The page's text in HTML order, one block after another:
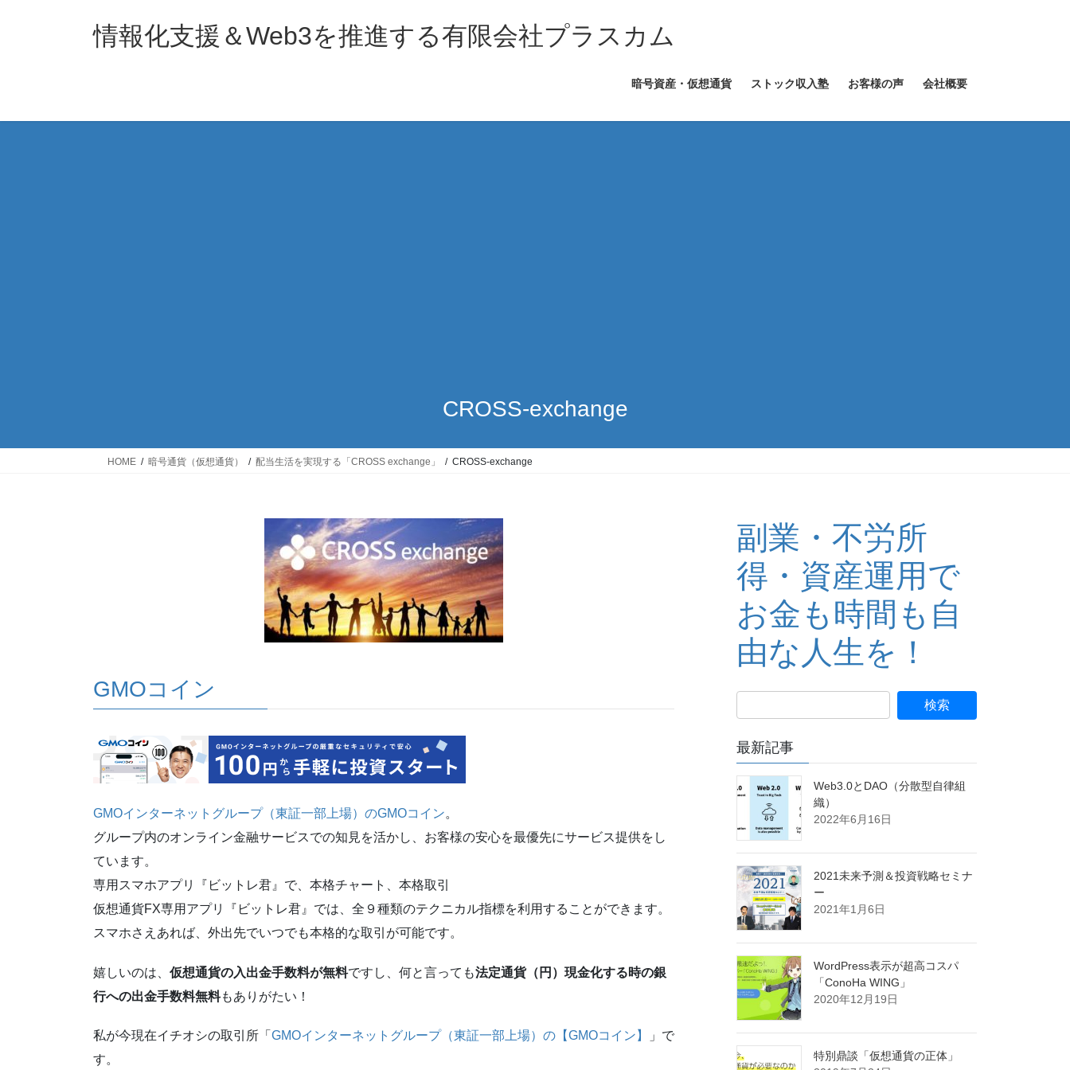
ス
ン
情報化支援＆Web3を推進する有限会社プラスカム
暗号資産・仮想通貨 ストック収入塾 お客様の声 会社概要
CROSS-exchange
HOME 暗号通貨（仮想通貨） 配当生活を実現する「CROSS exchange」 CROSS-exchange
GMOコイン
GMOインターネットグループ（東証一部上場）のGMOコイン。
グループ内のオンライン金融サービスでの知見を活かし、お客様の安心を最優先にサービス提供をし
ています。
専用スマホアプリ『ビットレ君』で、本格チャート、本格取引
仮想通貨FX専用アプリ『ビットレ君』では、全９種類のテクニカル指標を利用することができます。
スマホさえあれば、外出先でいつでも本格的な取引が可能です。
嬉しいのは、 仮想通貨の入出金手数料が無料ですし、何と言っても法定通貨（円）現金化する時の銀
行への出金手数料無料もありがたい！
私が今現在イチオシの取引所「 GMOインターネットグループ（東証一部上場）の【GMOコイン】
」で
す。
副業・不労所
得・資産運用で
お金も時間も自
由な人生を！
最新記事
Web3.0とDAO（分散型自律組
織）
2022年6月16日
2021未来予測＆投資戦略セミナ
ー
2021年1月6日
WordPress表示が超高コスパ
「ConoHa WING」
2020年12月19日
特別鼎談「仮想通貨の正体」